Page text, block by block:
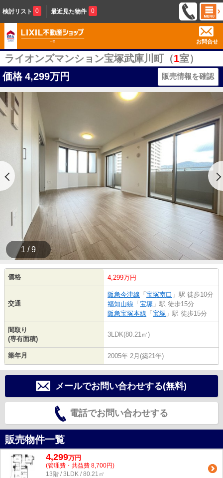
検討リスト 0 最近見た物件 0
お問合せ
ライオンズマンション宝塚武庫川町（1室）
価格 4,299万円 販売情報を確認
1 / 9
価格 4,299万円
交通
阪急今津線 「 宝塚南口 」駅 徒歩10分
福知山線 「 宝塚 」駅 徒歩15分
阪急宝塚本線 「 宝塚 」駅 徒歩15分
間取り
(専有面積)
3LDK(80.21㎡)
築年月 2005年 2月(築21年)
メールでお問い合わせする(無料)
電話でお問い合わせする
販売物件一覧
4,299万円
(管理費・共益費 8,700円)
13階 / 3LDK / 80.21㎡